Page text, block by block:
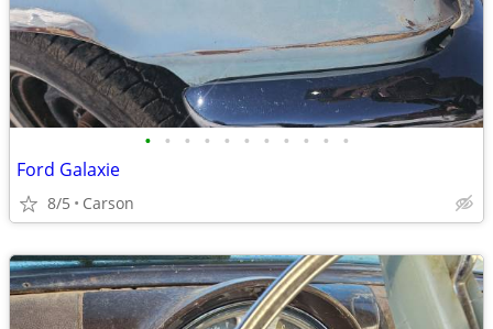
• • • • • • • • • • •
Ford Galaxie
8/5 Carson